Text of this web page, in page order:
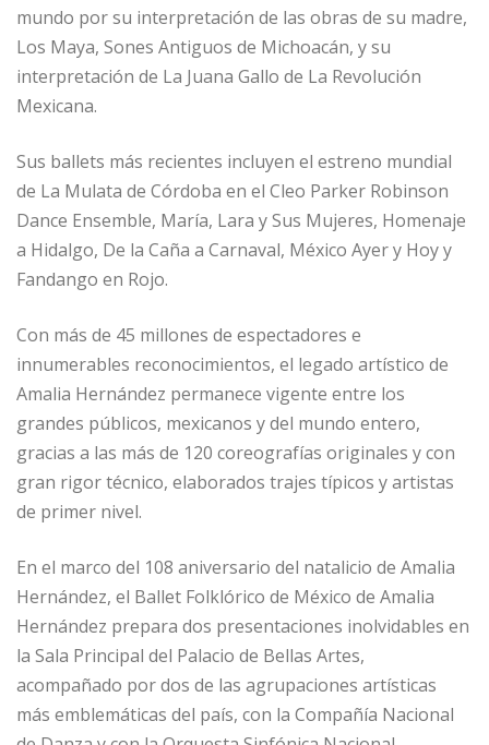
mundo por su interpretación de las obras de su madre,
Los Maya, Sones Antiguos de Michoacán, y su
interpretación de La Juana Gallo de La Revolución
Mexicana.
Sus ballets más recientes incluyen el estreno mundial
de La Mulata de Córdoba en el Cleo Parker Robinson
Dance Ensemble, María, Lara y Sus Mujeres, Homenaje
a Hidalgo, De la Caña a Carnaval, México Ayer y Hoy y
Fandango en Rojo.
Con más de 45 millones de espectadores e
innumerables reconocimientos, el legado artístico de
Amalia Hernández permanece vigente entre los
grandes públicos, mexicanos y del mundo entero,
gracias a las más de 120 coreografías originales y con
gran rigor técnico, elaborados trajes típicos y artistas
de primer nivel.
En el marco del 108 aniversario del natalicio de Amalia
Hernández, el Ballet Folklórico de México de Amalia
Hernández prepara dos presentaciones inolvidables en
la Sala Principal del Palacio de Bellas Artes,
acompañado por dos de las agrupaciones artísticas
más emblemáticas del país, con la Compañía Nacional